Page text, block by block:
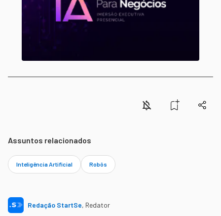
Assuntos relacionados
Inteligência Artificial Robôs
Redação StartSe, Redator